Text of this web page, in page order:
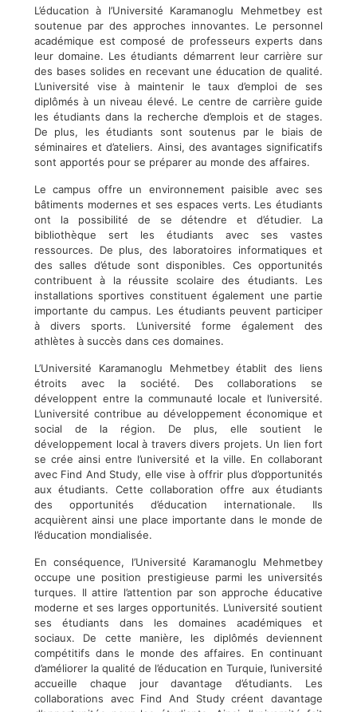
L’éducation à l’Université Karamanoglu Mehmetbey est
soutenue par des approches innovantes. Le personnel
académique est composé de professeurs experts dans
leur domaine. Les étudiants démarrent leur carrière sur
des bases solides en recevant une éducation de qualité.
L’université vise à maintenir le taux d’emploi de ses
diplômés à un niveau élevé. Le centre de carrière guide
les étudiants dans la recherche d’emplois et de stages.
De plus, les étudiants sont soutenus par le biais de
séminaires et d’ateliers. Ainsi, des avantages significatifs
sont apportés pour se préparer au monde des affaires.
Le campus offre un environnement paisible avec ses
bâtiments modernes et ses espaces verts. Les étudiants
ont la possibilité de se détendre et d’étudier. La
bibliothèque sert les étudiants avec ses vastes
ressources. De plus, des laboratoires informatiques et
des salles d’étude sont disponibles. Ces opportunités
contribuent à la réussite scolaire des étudiants. Les
installations sportives constituent également une partie
importante du campus. Les étudiants peuvent participer
à divers sports. L’université forme également des
athlètes à succès dans ces domaines.
L’Université Karamanoglu Mehmetbey établit des liens
étroits avec la société. Des collaborations se
développent entre la communauté locale et l’université.
L’université contribue au développement économique et
social de la région. De plus, elle soutient le
développement local à travers divers projets. Un lien fort
se crée ainsi entre l’université et la ville. En collaborant
avec Find And Study, elle vise à offrir plus d’opportunités
aux étudiants. Cette collaboration offre aux étudiants
des opportunités d’éducation internationale. Ils
acquièrent ainsi une place importante dans le monde de
l’éducation mondialisée.
En conséquence, l’Université Karamanoglu Mehmetbey
occupe une position prestigieuse parmi les universités
turques. Il attire l’attention par son approche éducative
moderne et ses larges opportunités. L’université soutient
ses étudiants dans les domaines académiques et
sociaux. De cette manière, les diplômés deviennent
compétitifs dans le monde des affaires. En continuant
d’améliorer la qualité de l’éducation en Turquie, l’université
accueille chaque jour davantage d’étudiants. Les
collaborations avec Find And Study créent davantage